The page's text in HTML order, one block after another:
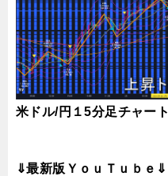
米ドル/円１5分足チャート
⇓最新版ＹｏｕＴｕｂｅ⇓